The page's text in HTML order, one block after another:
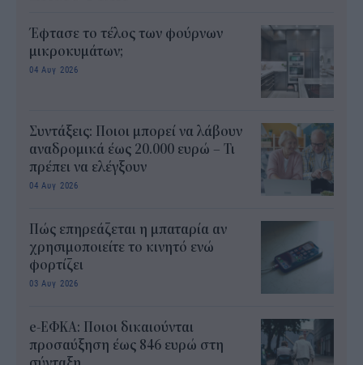
Έφτασε το τέλος των φούρνων
μικροκυμάτων;
04 Αυγ 2026
Συντάξεις: Ποιοι μπορεί να λάβουν
αναδρομικά έως 20.000 ευρώ – Τι
πρέπει να ελέγξουν
04 Αυγ 2026
Πώς επηρεάζεται η μπαταρία αν
χρησιμοποιείτε το κινητό ενώ
φορτίζει
03 Αυγ 2026
e-ΕΦΚΑ: Ποιοι δικαιούνται
προσαύξηση έως 846 ευρώ στη